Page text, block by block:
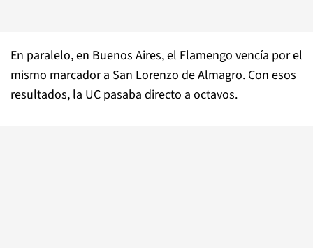
En paralelo, en Buenos Aires, el Flamengo vencía por el
mismo marcador a San Lorenzo de Almagro. Con esos
resultados, la UC pasaba directo a octavos.